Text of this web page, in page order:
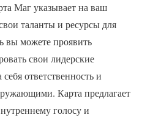
Маг указывает на ваш
таланты и ресурсы для
вы можете проявить
свои лидерские
ответственность и
Карта предлагает
голосу и